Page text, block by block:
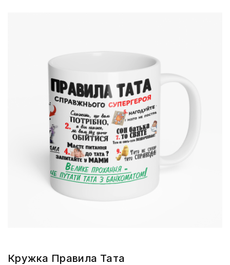
Кружка Правила Тата